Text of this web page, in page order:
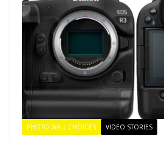
PHOTO WALL CHOICES VIDEO STORIES